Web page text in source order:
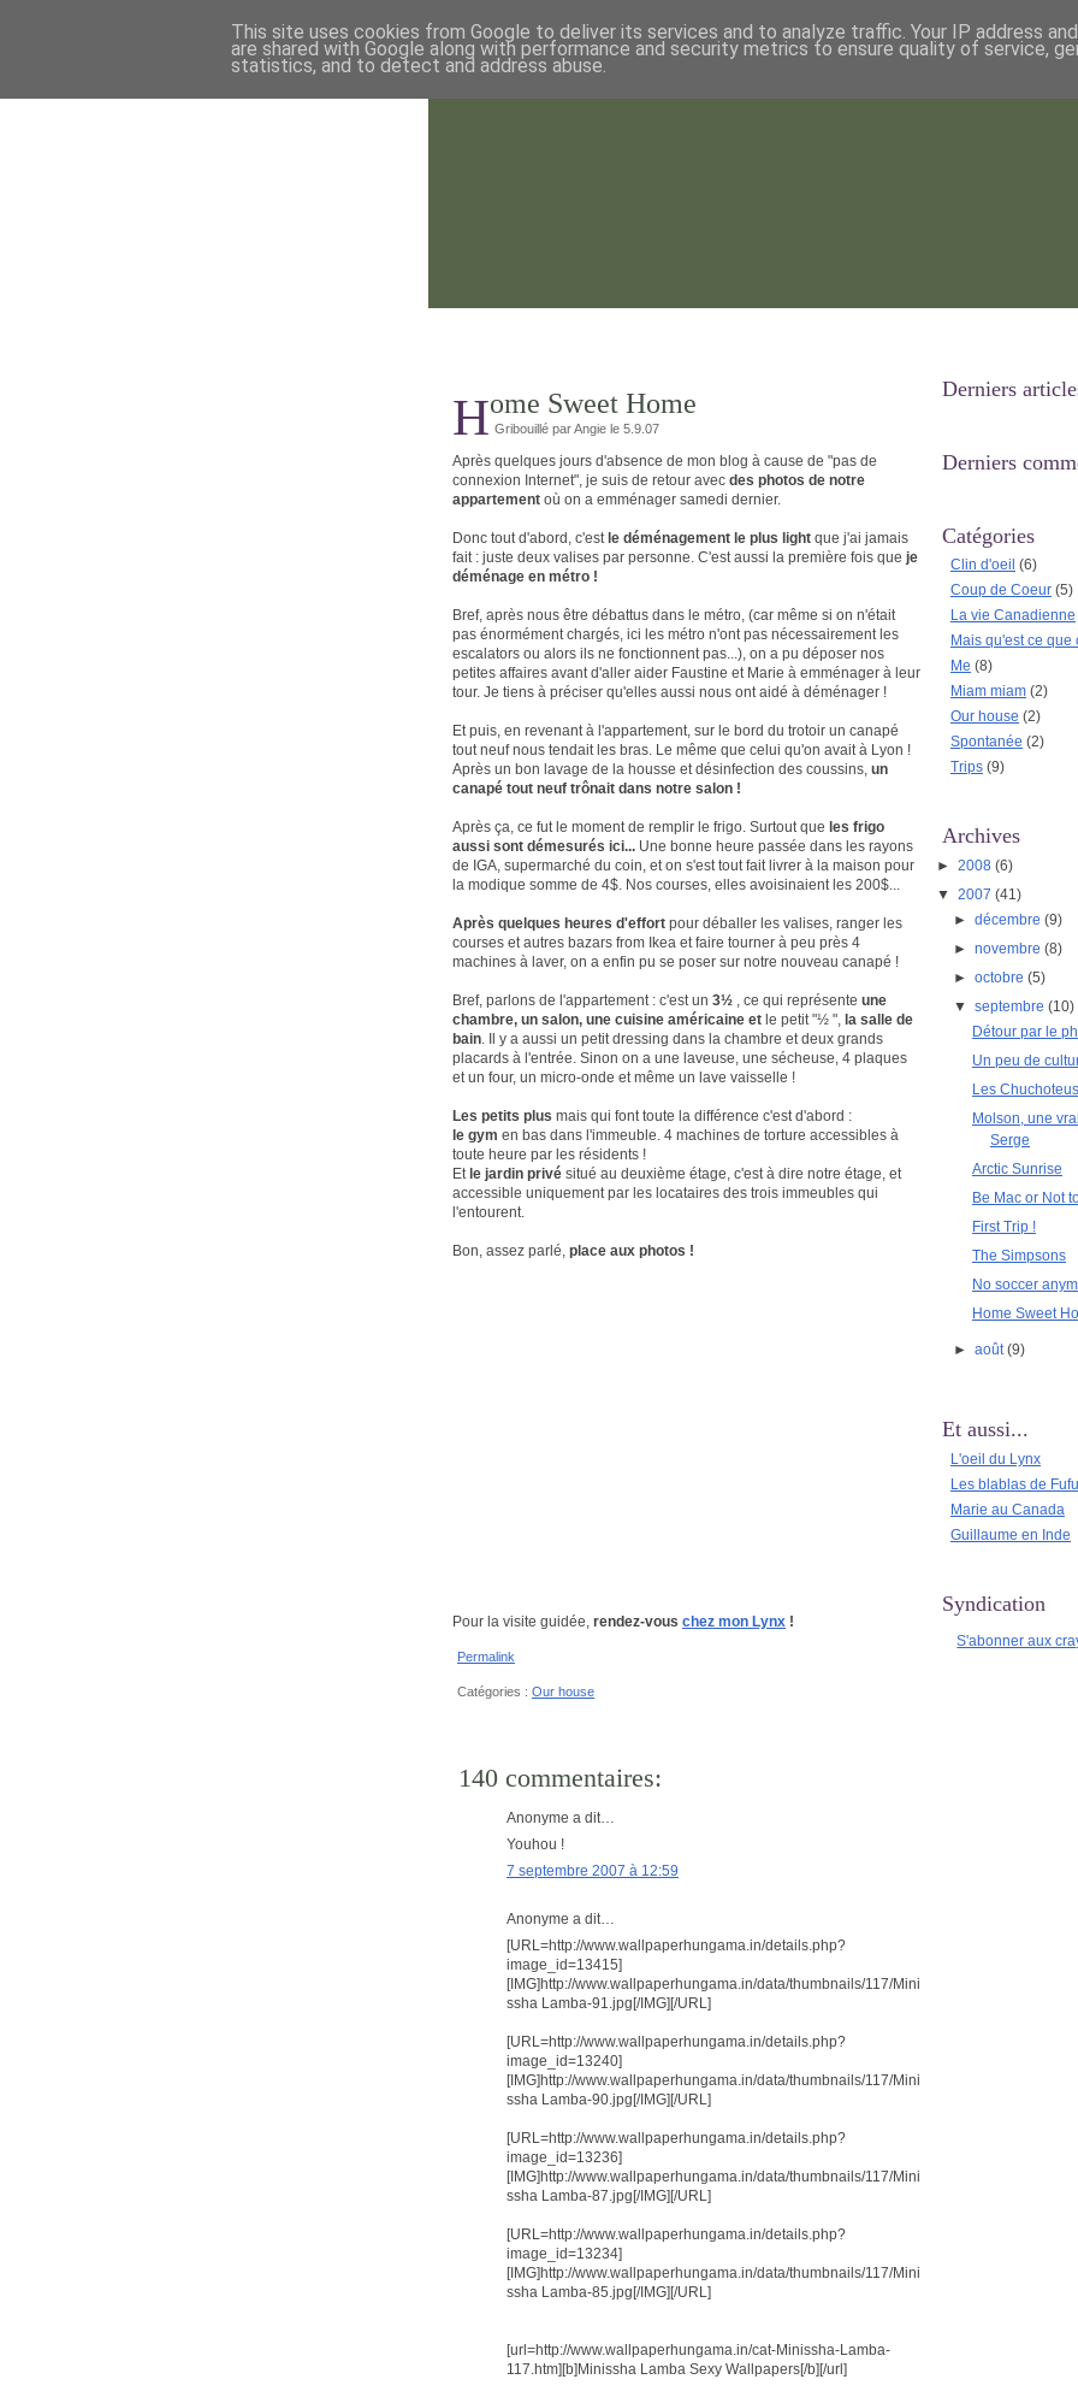
Home Sweet Home
Gribouillé par Angie le 5.9.07
Après quelques jours d'absence de mon blog à cause de "pas de
connexion Internet", je suis de retour avec des photos de notre
appartement où on a emménager samedi dernier.
Donc tout d'abord, c'est le déménagement le plus light que j'ai jamais
fait : juste deux valises par personne. C'est aussi la première fois que je
déménage en métro !
Bref, après nous être débattus dans le métro, (car même si on n'était
pas énormément chargés, ici les métro n'ont pas nécessairement les
escalators ou alors ils ne fonctionnent pas...), on a pu déposer nos
petites affaires avant d'aller aider Faustine et Marie à emménager à leur
tour. Je tiens à préciser qu'elles aussi nous ont aidé à déménager !
Et puis, en revenant à l'appartement, sur le bord du trotoir un canapé
tout neuf nous tendait les bras. Le même que celui qu'on avait à Lyon !
Après un bon lavage de la housse et désinfection des coussins, un
canapé tout neuf trônait dans notre salon !
Après ça, ce fut le moment de remplir le frigo. Surtout que les frigo
aussi sont démesurés ici... Une bonne heure passée dans les rayons
de IGA, supermarché du coin, et on s'est tout fait livrer à la maison pour
la modique somme de 4$. Nos courses, elles avoisinaient les 200$...
Après quelques heures d'effort pour déballer les valises, ranger les
courses et autres bazars from Ikea et faire tourner à peu près 4
machines à laver, on a enfin pu se poser sur notre nouveau canapé !
Bref, parlons de l'appartement : c'est un 3½ , ce qui représente une
chambre, un salon, une cuisine américaine et le petit"½ ", la salle de
bain. Il y a aussi un petit dressing dans la chambre et deux grands
placards à l'entrée. Sinon on a une laveuse, une sécheuse, 4 plaques
et un four, un micro-onde et même un lave vaisselle !
Les petits plus mais qui font toute la différence c'est d'abord :
le gym en bas dans l'immeuble. 4 machines de torture accessibles à
toute heure par les résidents !
Et le jardin privé situé au deuxième étage, c'est à dire notre étage, et
accessible uniquement par les locataires des trois immeubles qui
l'entourent.
Bon, assez parlé, place aux photos !
Pour la visite guidée, rendez-vous chez mon Lynx !
Permalink
Catégories : Our house
140 commentaires:
Anonyme a dit…
Youhou !
7 septembre 2007 à 12:59
Anonyme a dit…
[URL=http://www.wallpaperhungama.in/details.php?
image_id=13415]
[IMG]http://www.wallpaperhungama.in/data/thumbnails/117/Mini
ssha Lamba-91.jpg[/IMG][/URL]
[URL=http://www.wallpaperhungama.in/details.php?
image_id=13240]
[IMG]http://www.wallpaperhungama.in/data/thumbnails/117/Mini
ssha Lamba-90.jpg[/IMG][/URL]
[URL=http://www.wallpaperhungama.in/details.php?
image_id=13236]
[IMG]http://www.wallpaperhungama.in/data/thumbnails/117/Mini
ssha Lamba-87.jpg[/IMG][/URL]
[URL=http://www.wallpaperhungama.in/details.php?
image_id=13234]
[IMG]http://www.wallpaperhungama.in/data/thumbnails/117/Mini
ssha Lamba-85.jpg[/IMG][/URL]
[url=http://www.wallpaperhungama.in/cat-Minissha-Lamba-
117.htm][b]Minissha Lamba Sexy Wallpapers[/b][/url]
Derniers
Derniers
Catégories
Clin d'oeil (6)
Coup de Coeur (5)
La vie Canadienne
Mais qu'est ce que
Me (8)
Miam miam (2)
Our house (2)
Spontanée (2)
Trips (9)
Archives
► 2008 (6)
▼ 2007 (41)
►décembre(9)
►novembre(8)
►octobre(5)
▼septembre(10)
Détour par le
Un peu de
Les
Molson, une
Serge
Arctic Sunrise
Be Mac or Not
First Trip !
The Simpsons
No soccer
Home Sweet
►août(9)
Et aussi...
L'oeil du Lynx
Les blablas de Fufu
Marie au Canada
Guillaume en Inde
Syndication
S'abonner aux
This site uses cookies from Google to deliver its services and to analyze traffic. Your IP address
are shared with Google along with performance and security metrics to ensure quality of service,
statistics, and to detect and address abuse.